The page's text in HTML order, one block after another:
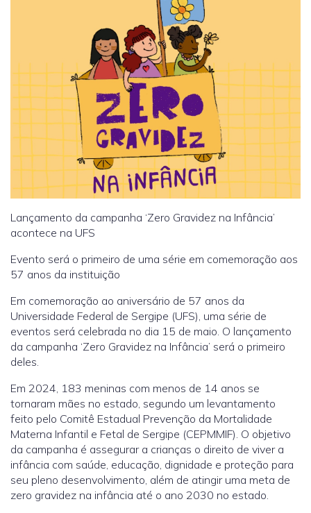
Lançamento da campanha ‘Zero Gravidez na Infância’
acontece na UFS
Evento será o primeiro de uma série em comemoração aos
57 anos da instituição
Em comemoração ao aniversário de 57 anos da
Universidade Federal de Sergipe (UFS), uma série de
eventos será celebrada no dia 15 de maio. O lançamento
da campanha ‘Zero Gravidez na Infância’ será o primeiro
deles.
Em 2024, 183 meninas com menos de 14 anos se
tornaram mães no estado, segundo um levantamento
feito pelo Comitê Estadual Prevenção da Mortalidade
Materna Infantil e Fetal de Sergipe (CEPMMIF). O objetivo
da campanha é assegurar a crianças o direito de viver a
infância com saúde, educação, dignidade e proteção para
seu pleno desenvolvimento, além de atingir uma meta de
zero gravidez na infância até o ano 2030 no estado.